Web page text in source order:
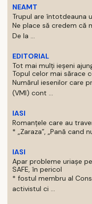
NEAMT
Trupul are întotdeauna
Ne place să credem că
De la ...
EDITORIAL
Tot mai mulți ieșeni
Topul celor mai sărace
Numărul iesenilor care
(VMI) cont ...
IASI
Romanțele care au
* „Zaraza”, „Pană cand
IASI
Apar probleme uriașe
SAFE, în pericol
* fostul membru al
activistul ci ...